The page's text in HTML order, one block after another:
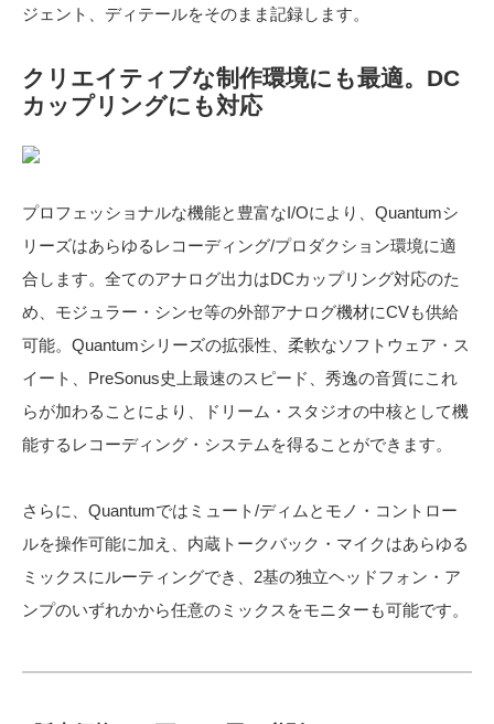
ジェント、ディテールをそのまま記録します。
クリエイティブな制作環境にも最適。 DC
カップリングにも対応
プロフェッショナルな機能と豊富なI/Oにより、Quantumシ
リーズはあらゆるレコーディング/プロダクション環境に適
合します。全てのアナログ出力はDCカップリング対応のた
め、モジュラー・シンセ等の外部アナログ機材にCVも供給
可能。Quantumシリーズの拡張性、柔軟なソフトウェア・ス
イート、PreSonus史上最速のスピード、秀逸の音質にこれ
らが加わることにより、ドリーム・スタジオの中核として機
能するレコーディング・システムを得ることができます。
さらに、Quantumではミュート/ディムとモノ・コントロー
ルを操作可能に加え、内蔵トークバック・マイクはあらゆる
ミックスにルーティングでき、2基の独立ヘッドフォン・ア
ンプのいずれかから任意のミックスをモニターも可能です。